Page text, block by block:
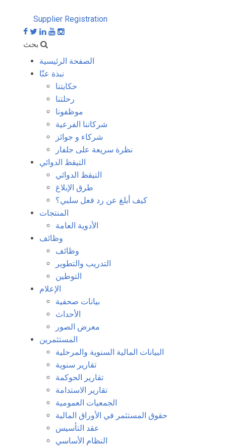
Supplier Registration
بحث
الصفحة الرئيسية
نبذة عنّا
حكايتنا
رحلتنا
موظفونا
شركاتنا الفرعية
شركاء و جوائز
نظرة سريعة على جلفار
التيقظ الدوائي
التيقظ الدوائي
طرق الإبلاغ
كيف أبلغ عن رد فعل سلبي؟
المنتجات
الأدوية العامة
وظائف
وظائف
التدريب والتطوير
التوطين
الإعلام
بيانات صحفية
الأحداث
معرض الصور
المستثمرين
البيانات المالية السنوية والمرحلية
تقارير سنوية
تقارير الحوكمة
تقارير الاستدامة
الجمعيات العمومية
حقوق المستثمر في الأوراق المالية
عقد التأسيس
النظام الأساسي